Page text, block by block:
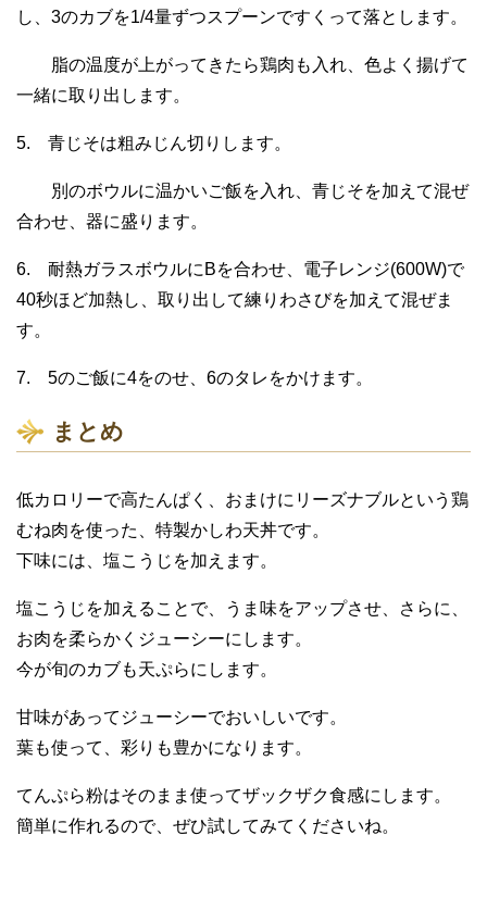
し、3のカブを1/4量ずつスプーンですくって落とします。
脂の温度が上がってきたら鶏肉も入れ、色よく揚げて
一緒に取り出します。
5. 青じそは粗みじん切りします。
別のボウルに温かいご飯を入れ、青じそを加えて混ぜ
合わせ、器に盛ります。
6. 耐熱ガラスボウルにBを合わせ、電子レンジ(600W)で
40秒ほど加熱し、取り出して練りわさびを加えて混ぜま
す。
7. 5のご飯に4をのせ、6のタレをかけます。
まとめ
低カロリーで高たんぱく、おまけにリーズナブルという鶏
むね肉を使った、特製かしわ天丼です。
下味には、塩こうじを加えます。
塩こうじを加えることで、うま味をアップさせ、さらに、
お肉を柔らかくジューシーにします。
今が旬のカブも天ぷらにします。
甘味があってジューシーでおいしいです。
葉も使って、彩りも豊かになります。
てんぷら粉はそのまま使ってザックザク食感にします。
簡単に作れるので、ぜひ試してみてくださいね。